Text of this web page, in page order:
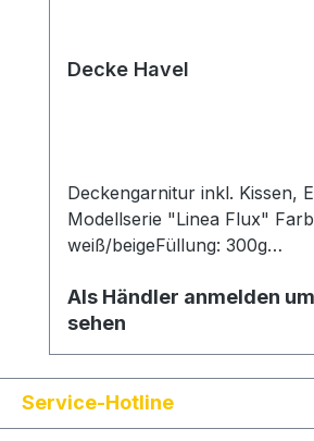
Decke Havel
Deckengarnitur inkl. Kissen,
Modellserie "Linea Flux"
weiß/beigeFüllung: 300g
Als Händler anmelden
sehen
Service-Hotline